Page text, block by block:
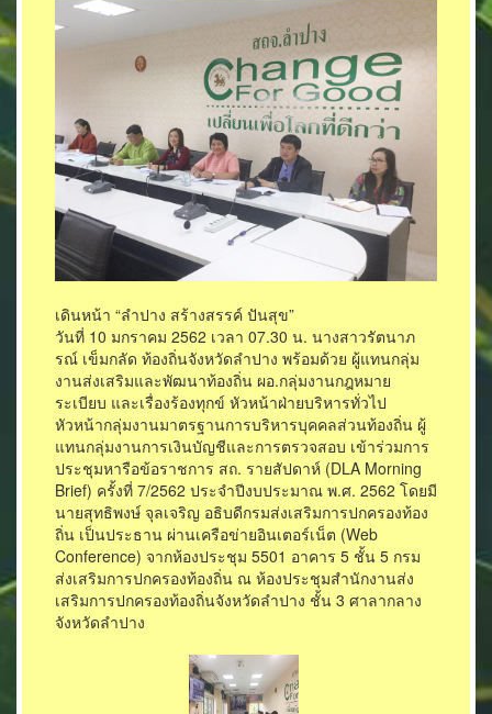
เดินหน้า “ลำปาง สร้างสรรค์ ปันสุข”
วันที่ 10 มกราคม 2562 เวลา 07.30 น. นางสาวรัตนาภ
รณ์ เข็มกลัด ท้องถิ่นจังหวัดลำปาง พร้อมด้วย ผู้แทนกลุ่ม
งานส่งเสริมและพัฒนาท้องถิ่น ผอ.กลุ่มงานกฎหมาย
ระเบียบ และเรื่องร้องทุกข์ หัวหน้าฝ่ายบริหารทั่วไป
หัวหน้ากลุ่มงานมาตรฐานการบริหารบุคคลส่วนท้องถิ่น ผู้
แทนกลุ่มงานการเงินบัญชีและการตรวจสอบ เข้าร่วมการ
ประชุมหารือข้อราชการ สถ. รายสัปดาห์ (DLA Morning
Brief) ครั้งที่ 7/2562 ประจำปีงบประมาณ พ.ศ. 2562 โดยมี
นายสุทธิพงษ์ จุลเจริญ อธิบดีกรมส่งเสริมการปกครองท้อง
ถิ่น เป็นประธาน ผ่านเครือข่ายอินเตอร์เน็ต (Web
Conference) จากห้องประชุม 5501 อาคาร 5 ชั้น 5 กรม
ส่งเสริมการปกครองท้องถิ่น ณ ห้องประชุมสำนักงานส่ง
เสริมการปกครองท้องถิ่นจังหวัดลำปาง ชั้น 3 ศาลากลาง
จังหวัดลำปาง